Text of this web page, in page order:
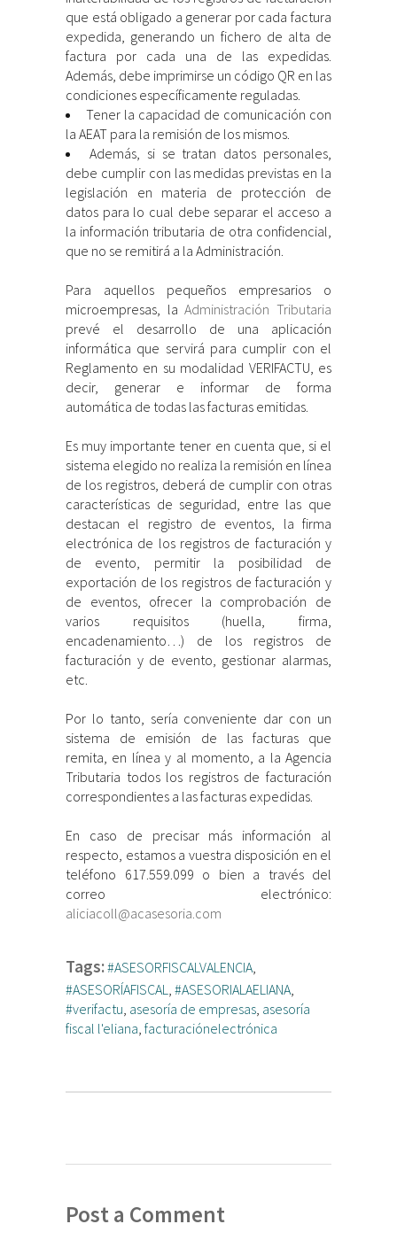
que está obligado a generar por cada factura
expedida, generando un fichero de alta de
factura por cada una de las expedidas.
Además, debe imprimirse un código QR en las
condiciones específicamente reguladas.
Tener la capacidad de comunicación con
la AEAT para la remisión de los mismos.
Además, si se tratan datos personales,
debe cumplir con las medidas previstas en la
legislación en materia de protección de
datos para lo cual debe separar el acceso a
la información tributaria de otra confidencial,
que no se remitirá a la Administración.
Para aquellos pequeños empresarios o
microempresas, laAdministración Tributaria
prevé el desarrollo de una aplicación
informática que servirá para cumplir con el
Reglamento en su modalidad VERIFACTU, es
decir, generar e informar de forma
automática de todas las facturas emitidas.
Es muy importante tener en cuenta que, si el
sistema elegido no realiza la remisión en línea
de los registros, deberá de cumplir con otras
características de seguridad, entre las que
destacan el registro de eventos, la firma
electrónica de los registros de facturación y
de evento, permitir la posibilidad de
exportación de los registros de facturación y
de eventos, ofrecer la comprobación de
varios requisitos (huella, firma,
encadenamiento…) de los registros de
facturación y de evento, gestionar alarmas,
etc.
Por lo tanto, sería conveniente dar con un
sistema de emisión de las facturas que
remita, en línea y al momento, a la Agencia
Tributaria todos los registros de facturación
correspondientes a las facturas expedidas.
En caso de precisar más información al
respecto, estamos a vuestra disposición en el
teléfono 617.559.099 o bien a través del
correo electrónico:
aliciacoll@acasesoria.com
Tags:#ASESORFISCALVALENCIA,
#ASESORÍAFISCAL, #ASESORIALAELIANA,
#verifactu, asesoría de empresas, asesoría
fiscal l'eliana, facturaciónelectrónica
Post a Comment